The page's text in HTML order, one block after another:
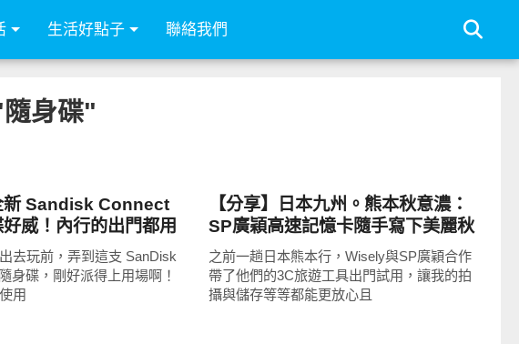
生活好點子 聯絡我們
身碟"
新 Sandisk Connect
威！內行的出門都用
去玩前，弄到這支 SanDisk
身碟，剛好派得上用場啊！
用
【分享】日本九州。熊本秋意濃：
SP廣穎高速記憶卡隨手寫下美麗秋
色和旅遊記憶
之前一趟日本熊本行，Wisely與SP廣穎合作
帶了他們的3C旅遊工具出門試用，讓我的拍
攝與儲存等等都能更放心且